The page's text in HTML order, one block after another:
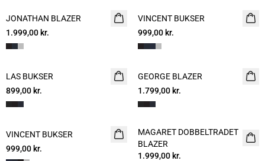
JONATHAN BLAZER
1.999,00 kr.
VINCENT BUKSER
999,00 kr.
LAS BUKSER
899,00 kr.
GEORGE BLAZER
1.799,00 kr.
VINCENT BUKSER
999,00 kr.
MAGARET DOBBELT­RADET
BLAZER
1.999,00 kr.